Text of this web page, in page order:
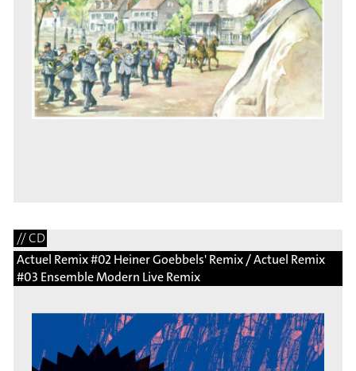
// CD
Actuel Remix #02 Heiner Goebbels' Remix / Actuel Remix
#03 Ensemble Modern Live Remix